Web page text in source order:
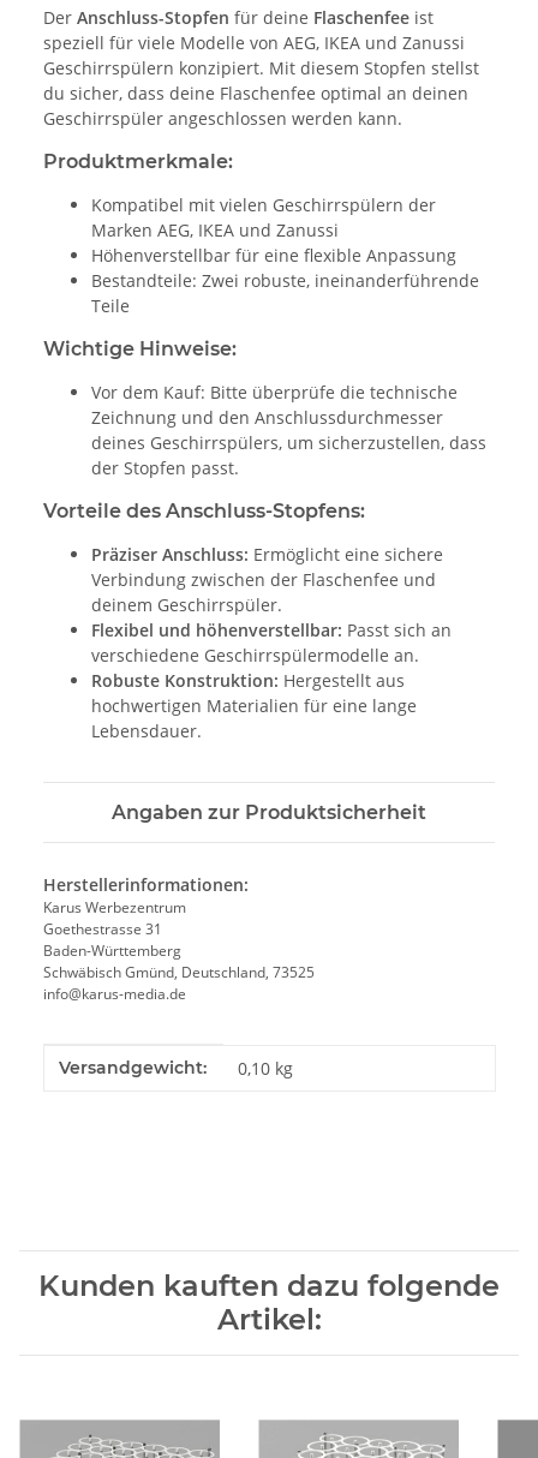
Der Anschluss-Stopfen für deine Flaschenfee ist
speziell für viele Modelle von AEG, IKEA und Zanussi
Geschirrspülern konzipiert. Mit diesem Stopfen stellst
du sicher, dass deine Flaschenfee optimal an deinen
Geschirrspüler angeschlossen werden kann.
Produktmerkmale:
Kompatibel mit vielen Geschirrspülern der
Marken AEG, IKEA und Zanussi
Höhenverstellbar für eine flexible Anpassung
Bestandteile: Zwei robuste, ineinanderführende
Teile
Wichtige Hinweise:
Vor dem Kauf: Bitte überprüfe die technische
Zeichnung und den Anschlussdurchmesser
deines Geschirrspülers, um sicherzustellen, dass
der Stopfen passt.
Vorteile des Anschluss-Stopfens:
Präziser Anschluss: Ermöglicht eine sichere
Verbindung zwischen der Flaschenfee und
deinem Geschirrspüler.
Flexibel und höhenverstellbar: Passt sich an
verschiedene Geschirrspülermodelle an.
Robuste Konstruktion: Hergestellt aus
hochwertigen Materialien für eine lange
Lebensdauer.
Angaben zur Produktsicherheit
Herstellerinformationen:
Karus Werbezentrum
Goethestrasse 31
Baden-Württemberg
Schwäbisch Gmünd, Deutschland, 73525
info@karus-media.de
Produkteigenschaft
Wert
Versandgewicht: 0,10 kg
Kunden kauften dazu folgende
Artikel: